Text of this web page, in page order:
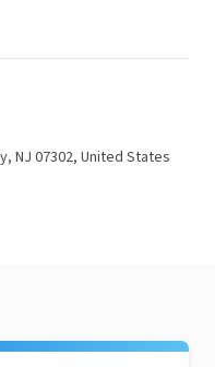
NJ 07302, United States